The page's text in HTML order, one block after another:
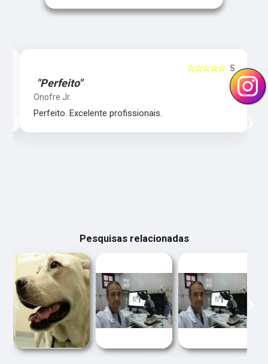
5
☆☆☆☆☆
"Perfeito"
Onofre Jr.
Perfeito. Excelente profissionais.
‹
Pesquisas relacionadas
‹ ›